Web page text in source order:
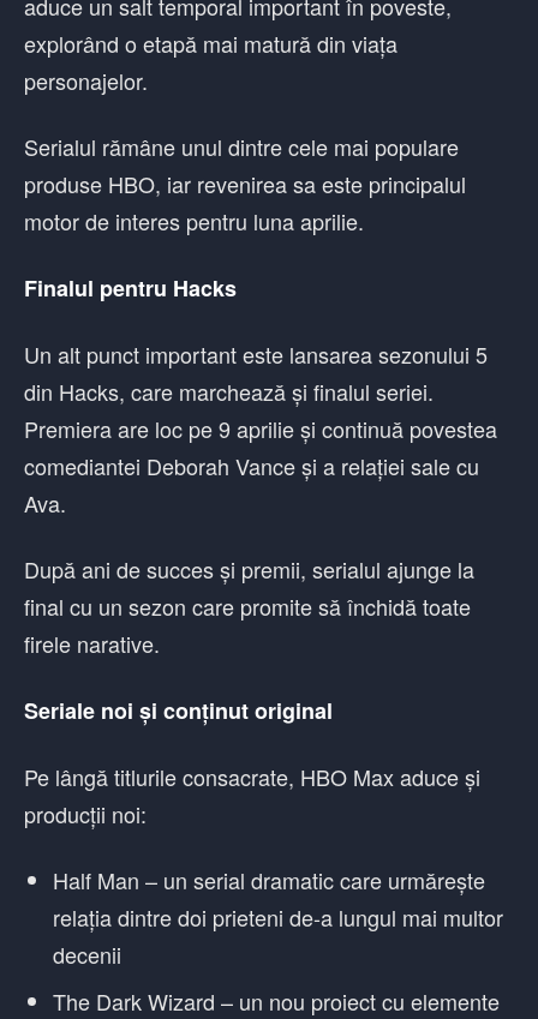
explorând o etapă mai matură din viața
personajelor.
Serialul rămâne unul dintre cele mai populare
produse HBO, iar revenirea sa este principalul
motor de interes pentru luna aprilie.
Finalul pentru Hacks
Un alt punct important este lansarea sezonului 5
din Hacks, care marchează și finalul seriei.
Premiera are loc pe 9 aprilie și continuă povestea
comediantei Deborah Vance și a relației sale cu
Ava.
După ani de succes și premii, serialul ajunge la
final cu un sezon care promite să închidă toate
firele narative.
Seriale noi și conținut original
Pe lângă titlurile consacrate, HBO Max aduce și
producții noi:
Half Man – un serial dramatic care urmărește
relația dintre doi prieteni de-a lungul mai multor
decenii
The Dark Wizard – un nou proiect cu elemente